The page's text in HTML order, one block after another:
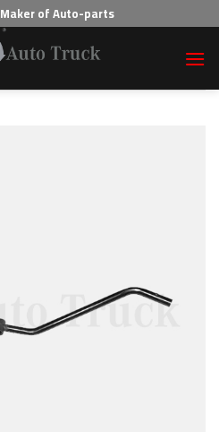
Professional Maker of Auto-parts